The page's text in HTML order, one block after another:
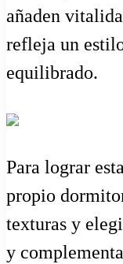
añaden
refleja un
equilibrado.
Para lograr
propio
texturas y
y